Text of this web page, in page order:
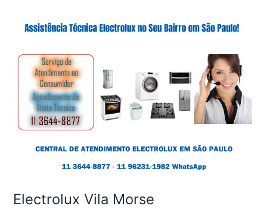
Electrolux Vila Morse